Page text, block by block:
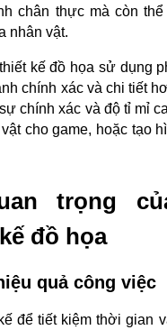
chân thực mà còn
nhân vật.
kế đồ họa sử dụng
chính xác và chi tiết
chính xác và độ tỉ mỉ
cho game, hoặc tạo
trọng
đồ họa
quả công việc
để tiết kiệm thời gian